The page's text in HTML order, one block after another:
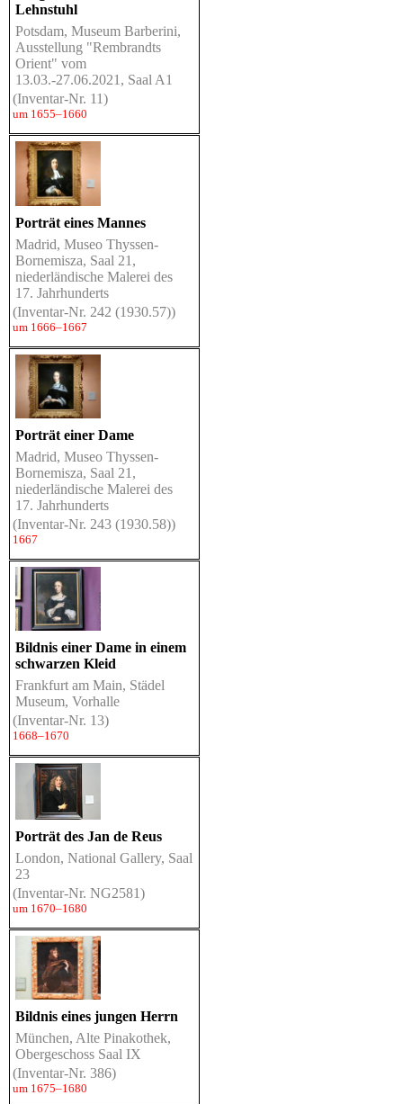
Lehnstuhl
Potsdam, Museum Barberini,
Ausstellung "Rembrandts
Orient" vom
13.03.-27.06.2021, Saal A1
(Inventar-Nr. 11)
um 1655–1660
Porträt eines Mannes
Madrid, Museo Thyssen-
Bornemisza, Saal 21,
niederländische Malerei des
17. Jahrhunderts
(Inventar-Nr. 242 (1930.57))
um 1666–1667
Porträt einer Dame
Madrid, Museo Thyssen-
Bornemisza, Saal 21,
niederländische Malerei des
17. Jahrhunderts
(Inventar-Nr. 243 (1930.58))
1667
Bildnis einer Dame in einem
schwarzen Kleid
Frankfurt am Main, Städel
Museum, Vorhalle
(Inventar-Nr. 13)
1668–1670
Porträt des Jan de Reus
London, National Gallery, Saal
23
(Inventar-Nr. NG2581)
um 1670–1680
Bildnis eines jungen Herrn
München, Alte Pinakothek,
Obergeschoss Saal IX
(Inventar-Nr. 386)
um 1675–1680